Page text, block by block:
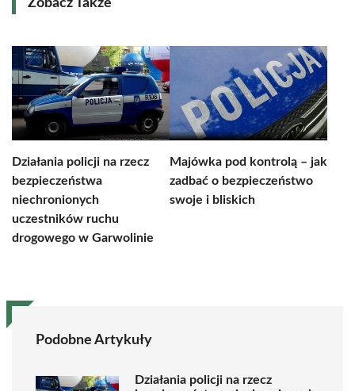
Zobacz Także
Działania policji na rzecz
bezpieczeństwa
niechronionych
uczestników ruchu
drogowego w Garwolinie
Majówka pod kontrolą – jak
zadbać o bezpieczeństwo
swoje i bliskich
Podobne Artykuły
Działania policji na rzecz